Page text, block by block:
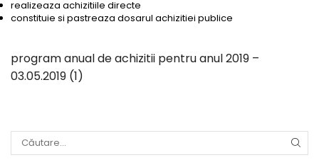
realizeaza achizitiile directe
constituie si pastreaza dosarul achizitiei publice
program anual de achizitii pentru anul 2019 –
03.05.2019 (1)